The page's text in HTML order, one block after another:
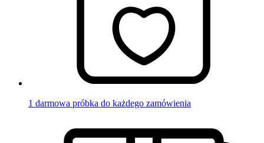
1 darmowa próbka do każdego zamówienia